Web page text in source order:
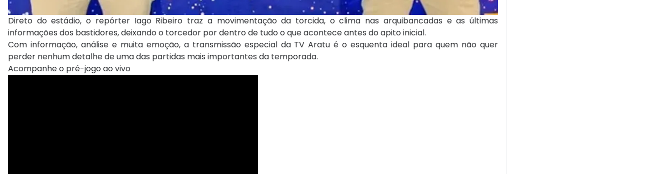
Direto do estádio, o repórter Iago Ribeiro traz a movimentação da torcida, o clima nas arquibancadas e as últimas
informações dos bastidores, deixando o torcedor por dentro de tudo o que acontece antes do apito inicial.
Com informação, análise e muita emoção, a transmissão especial da TV Aratu é o esquenta ideal para quem não quer
perder nenhum detalhe de uma das partidas mais importantes da temporada.
Acompanhe o pré-jogo ao vivo